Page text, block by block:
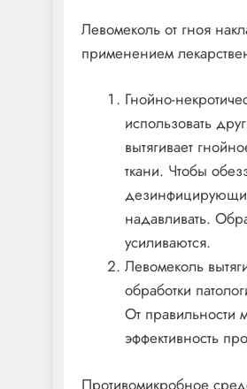
Левомеколь от гноя
применением
Гнойно-
использовать
вытягивает
ткани. Чтобы
надавливать.
усиливаются.
Левомеколь
обработки
От правильности
эффективность
Противомикробное